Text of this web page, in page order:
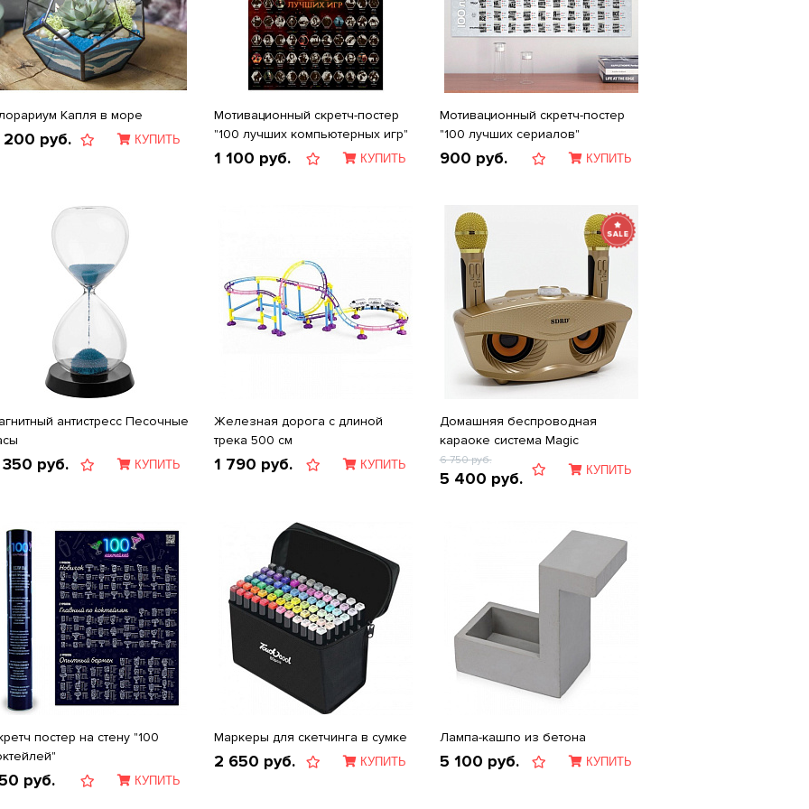
Капля в море
руб. КУПИТЬ
Мотивационный скретч-постер
"100 лучших компьютерных игр"
1 100 руб. КУПИТЬ
Мотивационный скретч-постер
"100 лучших сериалов"
900 руб. КУПИТЬ
антистресс Песочные
руб. КУПИТЬ
Железная дорога с длиной
трека 500 см
1 790 руб. КУПИТЬ
Домашняя беспроводная
караоке система Magic
6 750руб.
5 400 руб. КУПИТЬ
постер на стену "100
руб. КУПИТЬ
Маркеры для скетчинга в сумке
2 650 руб. КУПИТЬ
Лампа-кашпо из бетона
5 100 руб. КУПИТЬ